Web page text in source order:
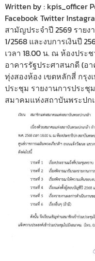
Written by : kpis_officer
Facebook Twitter
สามัญประจำปี 2569 ราย
1/2568 และงบการเงินปี
เวลา 18.00 น. ณ ห้องปร
อาคารรัฐประศาสนกดี (อ
ทุ่งสองห้อง เขตหลักสี่ กรุง
ประชุม รายงานการประชุ
สมาคมแห่งสถาบันพระปก